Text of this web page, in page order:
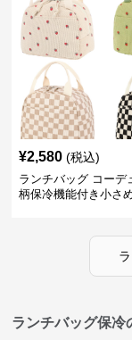
¥2,580 (税込)
ランチバッグ コーデ
柄保冷機能付き小さ
ランチバッグ保冷